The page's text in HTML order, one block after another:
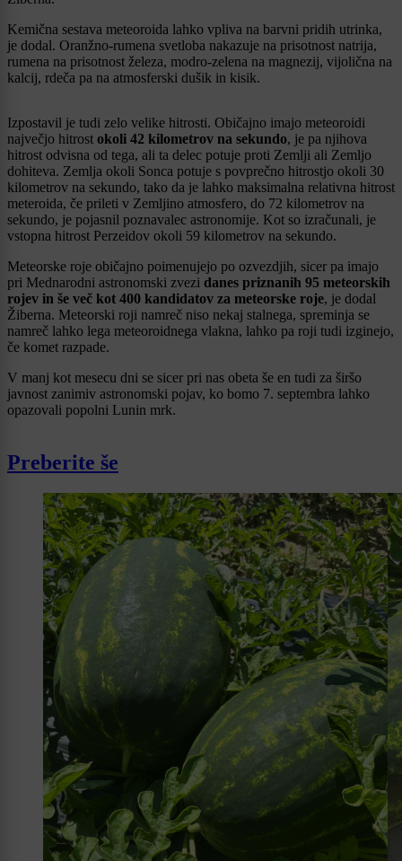
Kemična sestava meteoroida lahko vpliva na barvni pridih utrinka,
je dodal. Oranžno-rumena svetloba nakazuje na prisotnost natrija,
rumena na prisotnost železa, modro-zelena na magnezij, vijolična na
kalcij, rdeča pa na atmosferski dušik in kisik.
Izpostavil je tudi zelo velike hitrosti. Običajno imajo meteoroidi
največjo hitrost okoli 42 kilometrov na sekundo, je pa njihova
hitrost odvisna od tega, ali ta delec potuje proti Zemlji ali Zemljo
dohiteva. Zemlja okoli Sonca potuje s povprečno hitrostjo okoli 30
kilometrov na sekundo, tako da je lahko maksimalna relativna hitrost
meteroida, če prileti v Zemljino atmosfero, do 72 kilometrov na
sekundo, je pojasnil poznavalec astronomije. Kot so izračunali, je
vstopna hitrost Perzeidov okoli 59 kilometrov na sekundo.
Meteorske roje običajno poimenujejo po ozvezdjih, sicer pa imajo
pri Mednarodni astronomski zvezi danes priznanih 95 meteorskih
rojev in še več kot 400 kandidatov za meteorske roje, je dodal
Žiberna. Meteorski roji namreč niso nekaj stalnega, spreminja se
namreč lahko lega meteoroidnega vlakna, lahko pa roji tudi izginejo,
če komet razpade.
V manj kot mesecu dni se sicer pri nas obeta še en tudi za širšo
javnost zanimiv astronomski pojav, ko bomo 7. septembra lahko
opazovali popolni Lunin mrk.
Preberite še